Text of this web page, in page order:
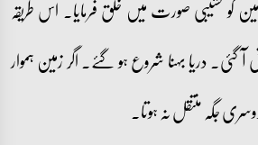
کو نشیبی صورت میں خلق فرمایا۔ اس طریقہ
گئی۔ دریا بہنا شروع ہو گئے۔ اگر زمین ہموار
جگہ منتقل نہ ہوتا۔